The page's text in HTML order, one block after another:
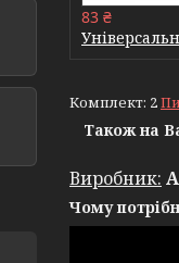
83 ₴
Комплект: 2
Також на
Виробник:
Чому